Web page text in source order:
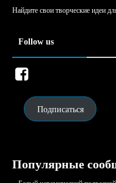
Найдите свои творческие идеи
Follow us
Подписаться
Популярные